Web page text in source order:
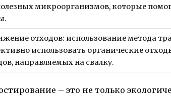
микроорганизмов, которые
отходов: использование метода
использовать органические
направляемых на свалку.
– это не только